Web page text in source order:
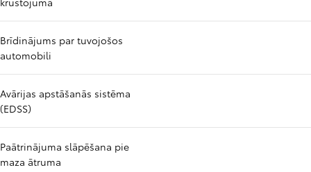
Brīdinājums par tuvojošos
automobili
Avārijas apstāšanās sistēma
(EDSS)
Paātrinājuma slāpēšana pie
maza ātruma